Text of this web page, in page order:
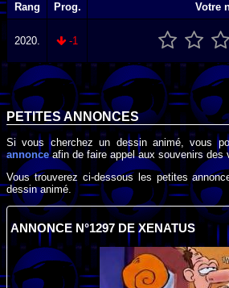
Rang Prog. Votre
2020. -1
PETITES ANNONCES
Si vous cherchez un dessin animé, vous
annonceafin de faire appel aux souvenirs des
Vous trouverez ci-dessous les petites
dessin animé.
ANNONCE N°1297 DE XENATUS